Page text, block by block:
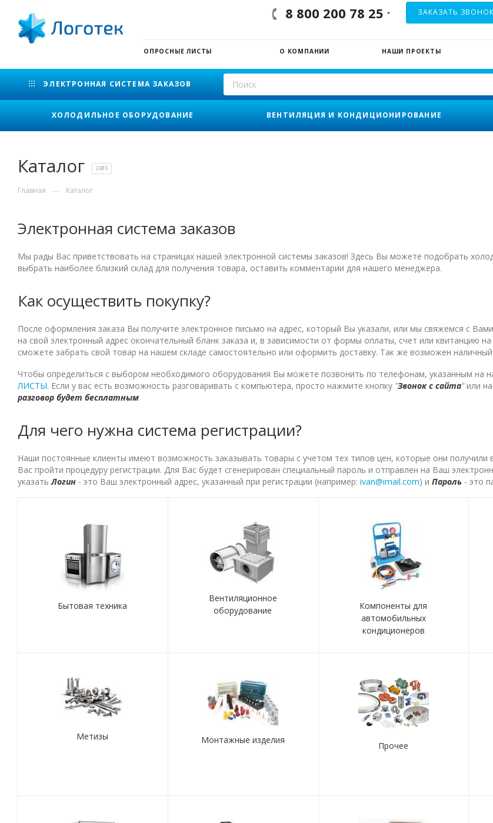
8 800 200 78 25 ЗАКАЗАТЬ ЗВОНОК
ОПРОСНЫЕ ЛИСТЫ О КОМПАНИИ НАШИ ПРОЕКТЫ
ЭЛЕКТРОННАЯ СИСТЕМА ЗАКАЗОВ
ХОЛОДИЛЬНОЕ ОБОРУДОВАНИЕ ВЕНТИЛЯЦИЯ И КОНДИЦИОНИРОВАНИЕ
Каталог 2485
Главная — Каталог
Электронная система заказов
Мы рады Вас приветствовать на страницах нашей электронной системы заказов! Здесь Вы можете подобрать
выбрать наиболее близкий склад для получения товара, оставить комментарии для нашего менеджера.
Как осуществить покупку?
После оформления заказа Вы получите электронное письмо на адрес, который Вы указали, или мы свяжемся с
на свой электронный адрес окончательный бланк заказа и, в зависимости от формы оплаты, счет или квитанцию
сможете забрать свой товар на нашем складе самостоятельно или оформить доставку. Так же возможен
Чтобы определиться с выбором необходимого оборудования Вы можете позвонить по телефонам, указанным на
ЛИСТЫ. Если у вас есть возможность разговаривать с компьютера, просто нажмите кнопку "Звонок с сайта"или
разговор будет бесплатным
Для чего нужна система регистрации?
Наши постоянные клиенты имеют возможность заказывать товары с учетом тех типов цен, которые они
Вас пройти процедуру регистрации. Для Вас будет сгенерирован специальный пароль и отправлен на Ваш
указатьЛогин - это Ваш электронный адрес, указанный при регистрации (например: ivan@imail.com) и Пароль - это
Бытовая техника
Вентиляционное
оборудование
Компоненты для
автомобильных
кондиционеров
Метизы Монтажные изделия
Прочее